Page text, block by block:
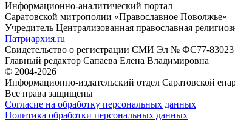
Информационно-аналитический портал
Саратовской митрополии «Православное Поволжье»
Учредитель Централизованная православная
Патриархия.ru
Свидетельство о регистрации СМИ Эл № ФС77-83023
Главный редактор Сапаева Елена Владимировна
© 2004-2026
Информационно-издательский отдел Саратовской
Все права защищены
Согласие на обработку персональных данных
Политика обработки персональных данных